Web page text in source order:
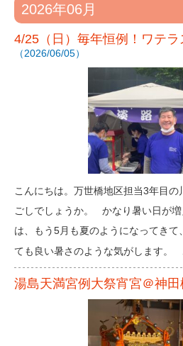
2026年06月
4/25（日）毎年恒例！ワテ
（2026/06/05）
こんにちは。万世橋地区担当3年目
ごしでしょうか。 かなり暑い日が
は、もう5月も夏のようになってきて
ても良い暑さのような気がします
湯島天満宮例大祭宵宮＠神